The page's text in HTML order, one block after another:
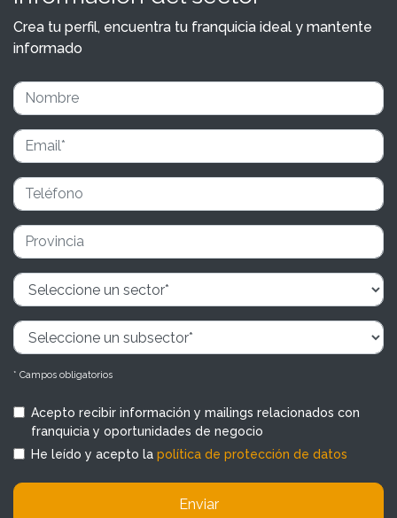
Crea tu perfil, encuentra tu franquicia ideal y mantente
informado
* Campos obligatorios
Acepto recibir información y mailings relacionados con
franquicia y oportunidades de negocio
He leído y acepto la política de protección de datos
Enviar